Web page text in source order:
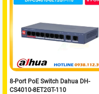
8-Port PoE Switch Dahua DH-
CS4010-8ET2GT-110